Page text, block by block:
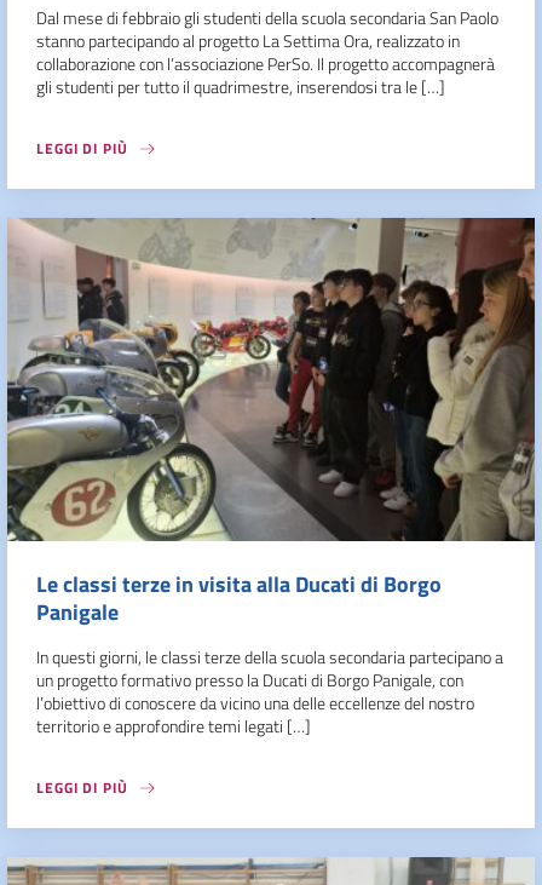
Dal mese di febbraio gli studenti della scuola secondaria San Paolo
stanno partecipando al progetto La Settima Ora, realizzato in
collaborazione con l’associazione PerSo. Il progetto accompagnerà
gli studenti per tutto il quadrimestre, inserendosi tra le […]
LEGGI DI PIÙ
Le classi terze in visita alla Ducati di Borgo
Panigale
In questi giorni, le classi terze della scuola secondaria partecipano a
un progetto formativo presso la Ducati di Borgo Panigale, con
l’obiettivo di conoscere da vicino una delle eccellenze del nostro
territorio e approfondire temi legati […]
LEGGI DI PIÙ